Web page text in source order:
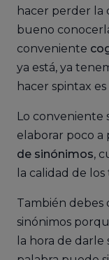
hacer perder la
bueno
conveniente
ya está, ya
hacer spintax
Lo conveniente
elaborar poco a
de sinónimos,
la calidad de
También debes
sinónimos
la hora de